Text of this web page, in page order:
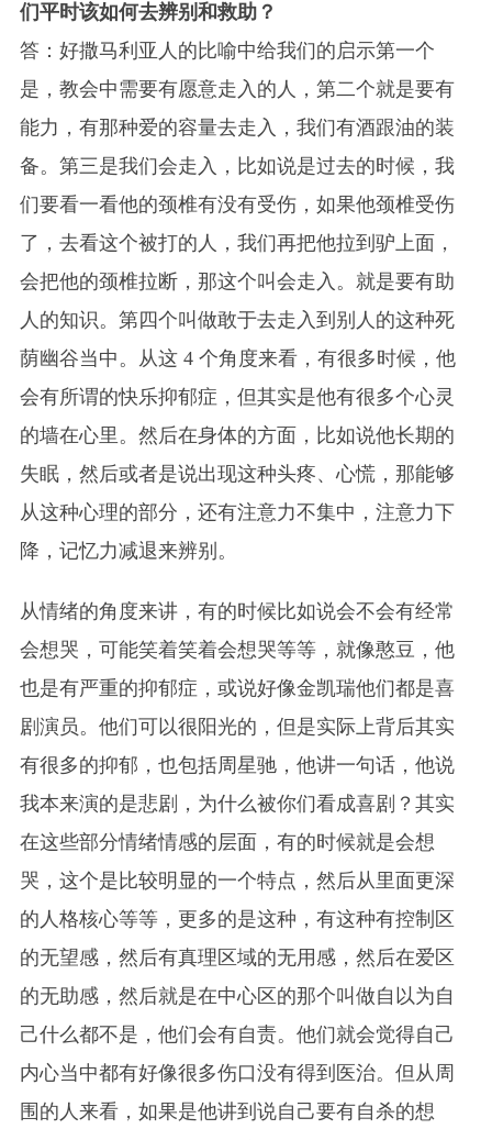
们平时该如何去辨别和救助？
答：好撒马利亚人的比喻中给我们的启示第一个
是，教会中需要有愿意走入的人，第二个就是要有
能力，有那种爱的容量去走入，我们有酒跟油的装
备。第三是我们会走入，比如说是过去的时候，我
们要看一看他的颈椎有没有受伤，如果他颈椎受伤
了，去看这个被打的人，我们再把他拉到驴上面，
会把他的颈椎拉断，那这个叫会走入。就是要有助
人的知识。第四个叫做敢于去走入到别人的这种死
荫幽谷当中。从这 4 个角度来看，有很多时候，他
会有所谓的快乐抑郁症，但其实是他有很多个心灵
的墙在心里。然后在身体的方面，比如说他长期的
失眠，然后或者是说出现这种头疼、心慌，那能够
从这种心理的部分，还有注意力不集中，注意力下
降，记忆力减退来辨别。
从情绪的角度来讲，有的时候比如说会不会有经常
会想哭，可能笑着笑着会想哭等等，就像憨豆，他
也是有严重的抑郁症，或说好像金凯瑞他们都是喜
剧演员。他们可以很阳光的，但是实际上背后其实
有很多的抑郁，也包括周星驰，他讲一句话，他说
我本来演的是悲剧，为什么被你们看成喜剧？其实
在这些部分情绪情感的层面，有的时候就是会想
哭，这个是比较明显的一个特点，然后从里面更深
的人格核心等等，更多的是这种，有这种有控制区
的无望感，然后有真理区域的无用感，然后在爱区
的无助感，然后就是在中心区的那个叫做自以为自
己什么都不是，他们会有自责。他们就会觉得自己
内心当中都有好像很多伤口没有得到医治。但从周
围的人来看，如果是他讲到说自己要有自杀的想